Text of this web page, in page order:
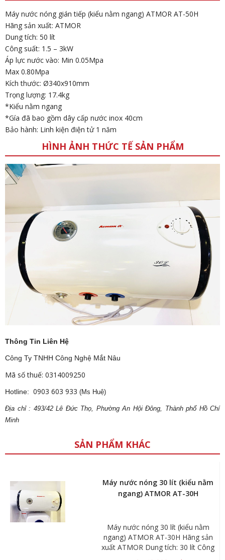
Máy nước nóng gián tiếp (kiểu nằm ngang) ATMOR AT-50H
Hãng sản xuất: ATMOR
Dung tích: 50 lít
Công suất: 1.5 – 3kW
Áp lực nước vào: Min 0.05Mpa
Max 0.80Mpa
Kích thước: Ø340x910mm
Trọng lượng: 17.4kg
*Kiểu nằm ngang
*Gía đã bao gồm dây cấp nước inox 40cm
Bảo hành: Linh kiện điện tử 1 năm
HÌNH ẢNH THỨC TẾ SẢN PHẨM
Thông Tin Liên Hệ
Công Ty TNHH Công Nghệ Mắt Nâu
Mã số thuế: 0314009250
Hotline: 0903 603 933 (Ms Huệ)
Địa chỉ : 493/42 Lê Đức Thọ, Phường An Hội Đông, Thành phố Hồ Chí
Minh
SẢN PHẨM KHÁC
Máy nước nóng 30 lít (kiểu nằm
ngang) ATMOR AT-30H
Máy nước nóng 30 lít (kiểu nằm
ngang) ATMOR AT-30H Hãng sản
xuất ATMOR Dung tích: 30 lít Công